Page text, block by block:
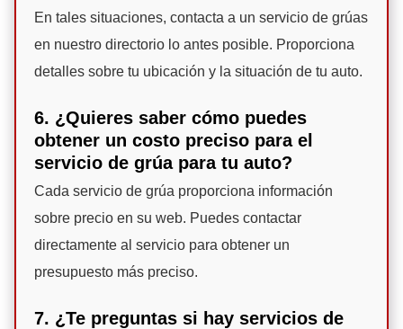
En tales situaciones, contacta a un servicio de grúas
en nuestro directorio lo antes posible. Proporciona
detalles sobre tu ubicación y la situación de tu auto.
6. ¿Quieres saber cómo puedes
obtener un costo preciso para el
servicio de grúa para tu auto?
Cada servicio de grúa proporciona información
sobre precio en su web. Puedes contactar
directamente al servicio para obtener un
presupuesto más preciso.
7. ¿Te preguntas si hay servicios de